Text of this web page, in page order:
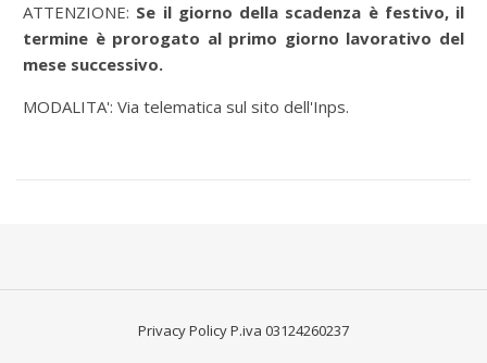
ATTENZIONE: Se il giorno della scadenza è festivo, il
termine è prorogato al primo giorno lavorativo del
mese successivo.
MODALITA': Via telematica sul sito dell'Inps.
Privacy PolicyP.iva 03124260237